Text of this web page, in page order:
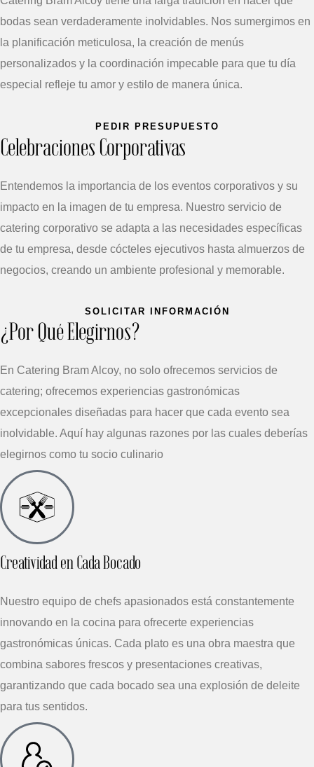
bodas sean verdaderamente inolvidables. Nos sumergimos en
la planificación meticulosa, la creación de menús
personalizados y la coordinación impecable para que tu día
especial refleje tu amor y estilo de manera única.
PEDIR PRESUPUESTO
Celebraciones Corporativas
Entendemos la importancia de los eventos corporativos y su
impacto en la imagen de tu empresa. Nuestro servicio de
catering corporativo se adapta a las necesidades específicas
de tu empresa, desde cócteles ejecutivos hasta almuerzos de
negocios, creando un ambiente profesional y memorable.
SOLICITAR INFORMACIÓN
¿Por Qué Elegirnos?
En Catering Bram Alcoy, no solo ofrecemos servicios de
catering; ofrecemos experiencias gastronómicas
excepcionales diseñadas para hacer que cada evento sea
inolvidable. Aquí hay algunas razones por las cuales deberías
elegirnos como tu socio culinario
Creatividad en Cada Bocado
Nuestro equipo de chefs apasionados está constantemente
innovando en la cocina para ofrecerte experiencias
gastronómicas únicas. Cada plato es una obra maestra que
combina sabores frescos y presentaciones creativas,
garantizando que cada bocado sea una explosión de deleite
para tus sentidos.